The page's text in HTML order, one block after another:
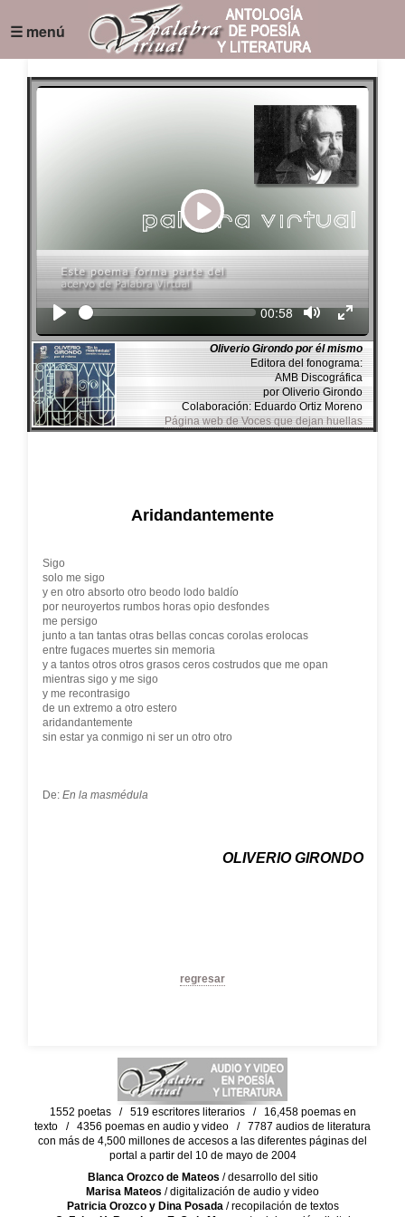
☰ menú
Play
Seek Current
00:58
Oliverio Girondo por él mismo
Editora del fonograma:
AMB Discográfica
por Oliverio Girondo
Colaboración: Eduardo Ortiz Moreno
Página web de Voces que dejan huellas
Aridandantemente
Sigo
solo me sigo
y en otro absorto otro beodo lodo baldío
por neuroyertos rumbos horas opio desfondes
me persigo
junto a tan tantas otras bellas concas corolas erolocas
entre fugaces muertes sin memoria
y a tantos otros otros grasos ceros costrudos que me opan
mientras sigo y me sigo
y me recontrasigo
de un extremo a otro estero
aridandantemente
sin estar ya conmigo ni ser un otro otro
De: En la masmédula
OLIVERIO GIRONDO
regresar
1552 poetas / 519 escritores literarios / 16,458 poemas en
texto / 4356 poemas en audio y video / 7787 audios de literatura
con más de 4,500 millones de accesos a las diferentes páginas del
portal a partir del 10 de mayo de 2004
Blanca Orozco de Mateos / desarrollo del sitio
Marisa Mateos / digitalización de audio y video
Patricia Orozco y Dina Posada/ recopilación de textos